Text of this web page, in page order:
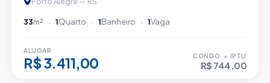
33m² 1Quarto 1Banheiro 1Vaga
ALUGAR
R$ 3.411,00 CONDO. + IPTU
R$ 744,00